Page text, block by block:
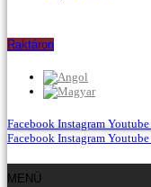
Raktáron
Facebook Instagram Youtube
Facebook Instagram Youtube
MENÜ